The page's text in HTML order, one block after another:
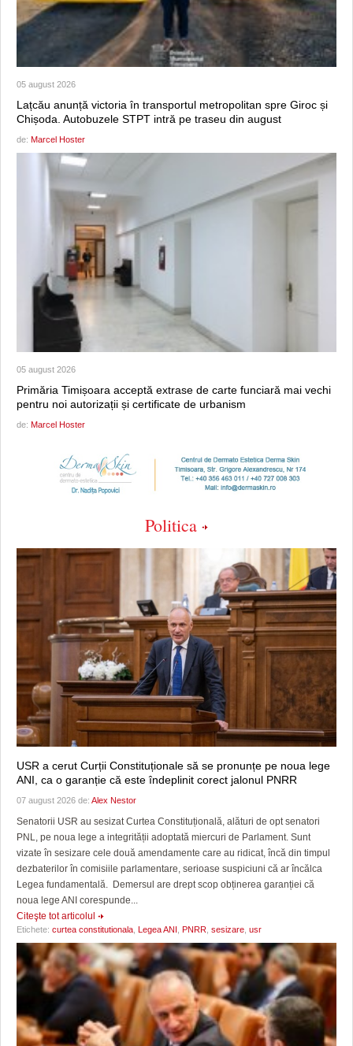
05 august 2026
Lațcău anunță victoria în transportul metropolitan spre Giroc și
Chișoda. Autobuzele STPT intră pe traseu din august
de: Marcel Hoster
05 august 2026
Primăria Timișoara acceptă extrase de carte funciară mai vechi
pentru noi autorizații și certificate de urbanism
de: Marcel Hoster
Politica
USR a cerut Curții Constituționale să se pronunțe pe noua lege
ANI, ca o garanție că este îndeplinit corect jalonul PNRR
07 august 2026 de: Alex Nestor
Senatorii USR au sesizat Curtea Constituțională, alături de opt senatori
PNL, pe noua lege a integrității adoptată miercuri de Parlament. Sunt
vizate în sesizare cele două amendamente care au ridicat, încă din timpul
dezbaterilor în comisiile parlamentare, serioase suspiciuni că ar încălca
Legea fundamentală. Demersul are drept scop obținerea garanției că
noua lege ANI corespunde...
Citeşte tot articolul
Etichete: curtea constitutionala Legea ANI PNRR sesizare usr